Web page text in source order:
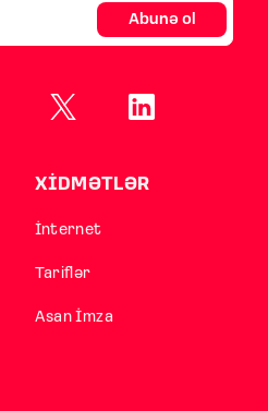
Abunə ol
XİDMƏTLƏR
İnternet
Tariflər
Asan İmza